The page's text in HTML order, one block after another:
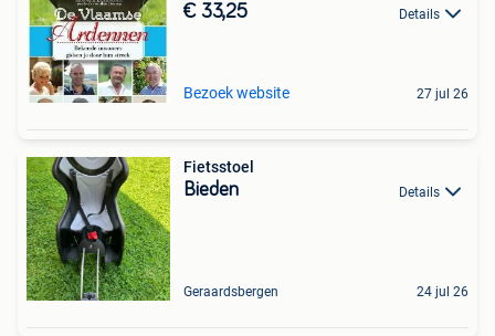
€ 33,25 Details
Bezoek website 27 jul 26
Fietsstoel
Bieden Details
Geraardsbergen 24 jul 26